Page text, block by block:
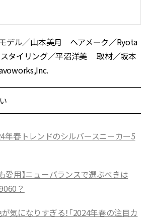
デル／山本美月 ヘアメーク／Ryota
スタイリング／平沼洋美 取材／坂本
年春トレンドのシルバースニーカー5
愛用】ニューバランスで選ぶべきは
？
気になりすぎる！「2024年春の注目カ